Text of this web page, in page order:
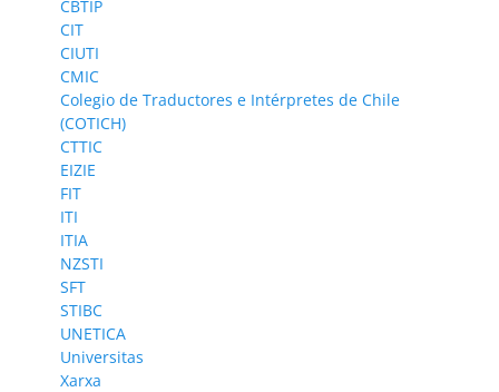
CBTIP
CIT
CIUTI
CMIC
Colegio de Traductores e Intérpretes de Chile
(COTICH)
CTTIC
EIZIE
FIT
ITI
ITIA
NZSTI
SFT
STIBC
UNETICA
Universitas
Xarxa